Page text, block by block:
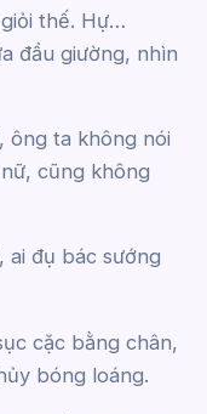
thế. Hự…
đầu giường, nhìn
ông ta không nói
cũng không
ai đụ bác sướng
cặc bằng chân,
bóng loáng.